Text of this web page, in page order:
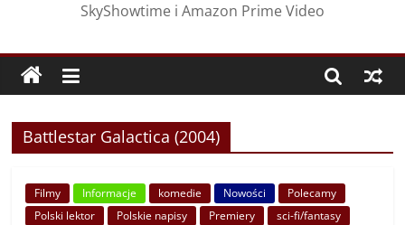
SkyShowtime i Amazon Prime Video
Battlestar Galactica (2004)
Filmy Informacje komedie Nowości
Polecamy
Polski lektor
Polskie napisy Premiery
sci-fi/fantasy